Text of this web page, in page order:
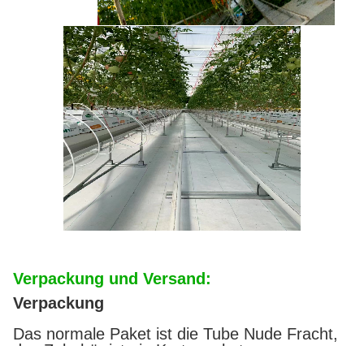
Verpackung und Versand:
Verpackung
Das normale Paket ist die Tube Nude Fracht,